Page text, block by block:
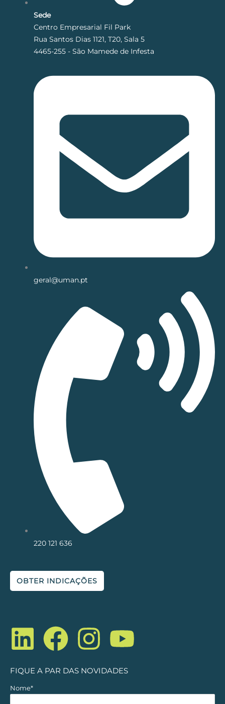
Sede
Centro Empresarial Fil Park
Rua Santos Dias 1121, T20, Sala 5
4465-255 - São Mamede de Infesta
geral@uman.pt
220 121 636
OBTER INDICAÇÕES
L
i
n
F
a
c
I
n
s
Y
o
u
FIQUE A PAR DAS NOVIDADES
Nome*